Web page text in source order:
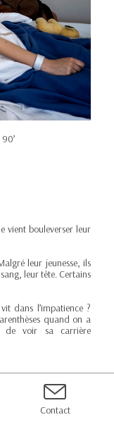
90’
vient bouleverser leur
leur jeunesse, ils
leur tête. Certains
dans l’impatience ?
quand on a
de voir sa carrière
Contact